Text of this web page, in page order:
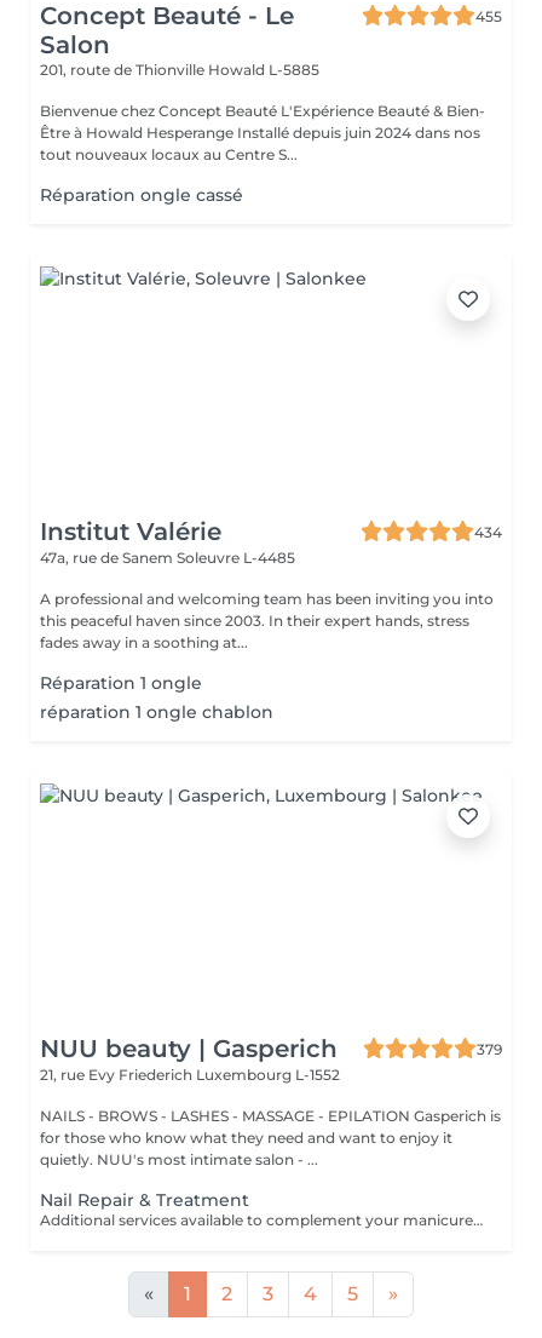
Concept Beauté - Le
Salon
455
201, route de Thionville Howald L-5885
Bienvenue chez Concept Beauté L'Expérience Beauté & Bien-
Être à Howald Hesperange Installé depuis juin 2024 dans nos
tout nouveaux locaux au Centre S...
Réparation ongle cassé
Institut Valérie
434
47a, rue de Sanem Soleuvre L-4485
A professional and welcoming team has been inviting you into
this peaceful haven since 2003. In their expert hands, stress
fades away in a soothing at...
Réparation 1 ongle
réparation 1 ongle chablon
NUU beauty | Gasperich
379
21, rue Evy Friederich Luxembourg L-1552
NAILS - BROWS - LASHES - MASSAGE - EPILATION Gasperich is
for those who know what they need and want to enjoy it
quietly. NUU's most intimate salon - ...
Nail Repair & Treatment
Additional services available to complement your manicure or as standalone treatments. Nail Repair per nail (during service) Minor repair of a single nail (small crack, local damage or broken nail). This option can be added multiple times if more than one nail requires repair. Charged at 3€ per nail for Manicure with Gel Polish services. Nail Repair per nail (walk-in) Repair of one nail without manicure or polish application. Suitable for clients booking a repair only. Onycholysis Treatment per nail Targeted care for nails affected by onycholysis. Performed without polish to support healthy nail recovery. IBX Nail Repair System Professional nail treatment designed to strengthen and restore natural nails. Can be booked alone or combined with gel removal for deeper repair. Gel Polish Removal Gentle and careful removal of gel polish.
« 1 2 3 4 5 »